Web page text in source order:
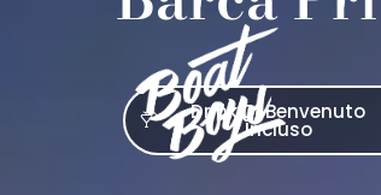
Drink Di Benvenuto
Incluso